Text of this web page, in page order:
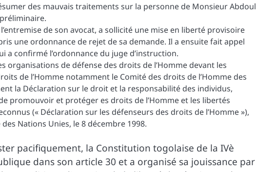
des mauvais traitements sur la personne de Monsieur Abdoul
de son avocat, a sollicité une mise en liberté provisoire
une ordonnance de rejet de sa demande. Il a ensuite fait appel
a confirmé l’ordonnance du juge d’instruction.
organisations de défense des droits de l’Homme devant les
de l’Homme notamment le Comité des droits de l’Homme des
la Déclaration sur le droit et la responsabilité des individus,
promouvoir et protéger es droits de l’Homme et les libertés
(« Déclaration sur les défenseurs des droits de l’Homme »),
Nations Unies, le 8 décembre 1998.
pacifiquement, la Constitution togolaise de la IVè
dans son article 30 et a organisé sa jouissance par